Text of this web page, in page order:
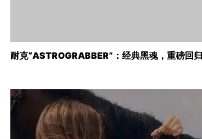
耐克“ASTROGRABBER”：经典黑魂，重磅回归